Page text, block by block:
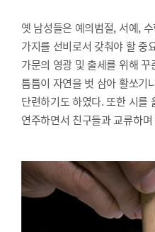
옛 남성들은 예의범절, 서예,
가지를 선비로서 갖춰야 할 중
가문의 영광 및 출세를 위해
틈틈이 자연을 벗 삼아 활쏘기
단련하기도 하였다. 또한 시를
연주하면서 친구들과 교류하